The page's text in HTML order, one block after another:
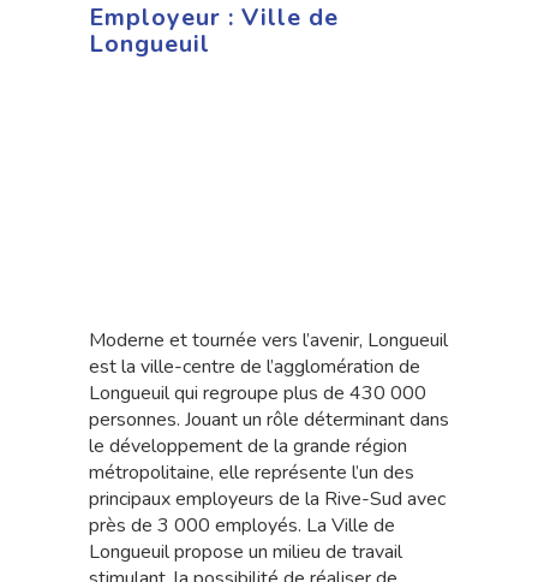
Employeur : Ville de
Longueuil
Moderne et tournée vers l’avenir, Longueuil
est la ville-centre de l’agglomération de
Longueuil qui regroupe plus de 430 000
personnes. Jouant un rôle déterminant dans
le développement de la grande région
métropolitaine, elle représente l’un des
principaux employeurs de la Rive-Sud avec
près de 3 000 employés. La Ville de
Longueuil propose un milieu de travail